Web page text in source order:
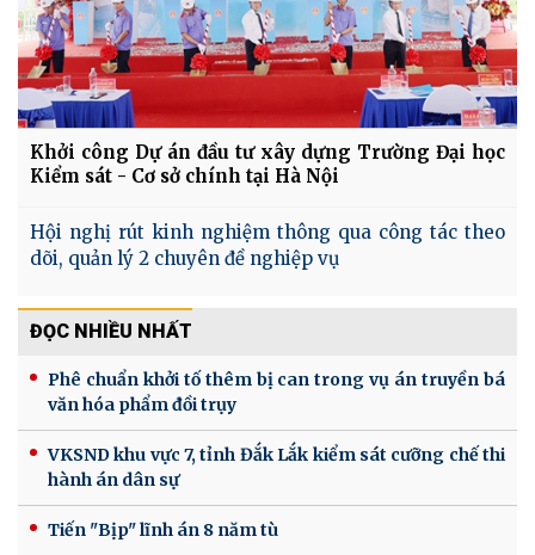
Khởi công Dự án đầu tư xây dựng Trường Đại học
Kiểm sát - Cơ sở chính tại Hà Nội
Hội nghị rút kinh nghiệm thông qua công tác theo
dõi, quản lý 2 chuyên đề nghiệp vụ
ĐỌC NHIỀU NHẤT
Phê chuẩn khởi tố thêm bị can trong vụ án truyền bá
văn hóa phẩm đồi trụy
VKSND khu vực 7, tỉnh Đắk Lắk kiểm sát cưỡng chế thi
hành án dân sự
Tiến "Bịp" lĩnh án 8 năm tù